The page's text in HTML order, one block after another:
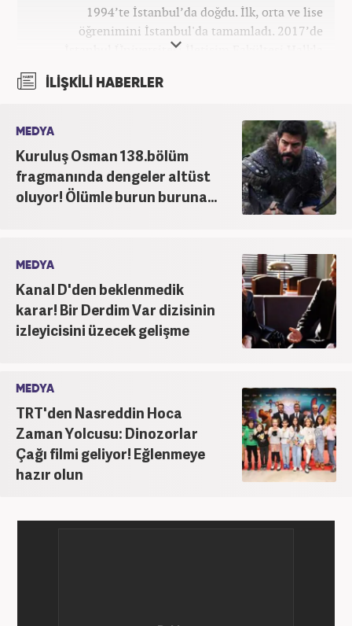
1994’te İstanbul’da doğdu. İlk, orta ve lise
öğrenimini İstanbul'da tamamladı. 2017’de
İstanbul Üniversitesi İletişim Fakültesi Halkla
2017’den beri Kanal7 Medya Grubu’na bağlı
etmektedir.
İLİŞKİLİ HABERLER
MEDYA
Kuruluş Osman 138.bölüm
fragmanında dengeler altüst
oluyor! Ölümle burun buruna...
MEDYA
Kanal D'den beklenmedik
karar! Bir Derdim Var dizisinin
izleyicisini üzecek gelişme
MEDYA
TRT'den Nasreddin Hoca
Zaman Yolcusu: Dinozorlar
Çağı filmi geliyor! Eğlenmeye
hazır olun